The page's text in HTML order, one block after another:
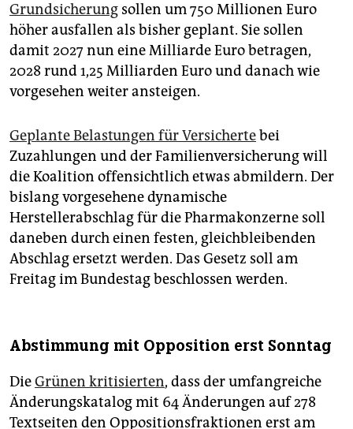
Grundsicherung sollen um 750 Millionen Euro
höher ausfallen als bisher geplant. Sie sollen
damit 2027 nun eine Milliarde Euro betragen,
2028 rund 1,25 Milliarden Euro und danach wie
vorgesehen weiter ansteigen.
Geplante Belastungen für Versichertebei
Zuzahlungen und der Familienversicherung will
die Koalition offensichtlich etwas abmildern. Der
bislang vorgesehene dynamische
Herstellerabschlag für die Pharmakonzerne soll
daneben durch einen festen, gleichbleibenden
Abschlag ersetzt werden. Das Gesetz soll am
Freitag im Bundestag beschlossen werden.
Abstimmung mit Opposition erst Sonntag
DieGrünen kritisierten, dass der umfangreiche
Änderungskatalog mit 64 Änderungen auf 278
Textseiten den Oppositionsfraktionen erst am